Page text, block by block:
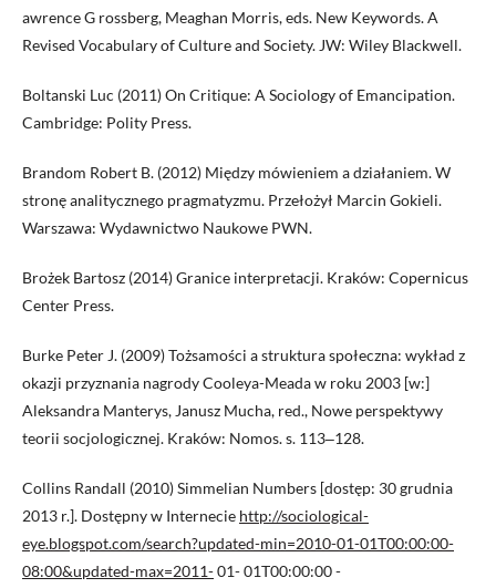
awrence G rossberg, Meaghan Morris, eds. New Keywords. A
Revised Vocabulary of Culture and Society. JW: Wiley Blackwell.
Boltanski Luc (2011) On Critique: A Sociology of Emancipation.
Cambridge: Polity Press.
Brandom Robert B. (2012) Między mówieniem a działaniem. W
stronę analitycznego pragmatyzmu. Przełożył Marcin Gokieli.
Warszawa: Wydawnictwo Naukowe PWN.
Brożek Bartosz (2014) Granice interpretacji. Kraków: Copernicus
Center Press.
Burke Peter J. (2009) Tożsamości a struktura społeczna: wykład z
okazji przyznania nagrody Cooleya-Meada w roku 2003 [w:]
Aleksandra Manterys, Janusz Mucha, red., Nowe perspektywy
teorii socjologicznej. Kraków: Nomos. s. 113‒128.
Collins Randall (2010) Simmelian Numbers [dostęp: 30 grudnia
2013 r.]. Dostępny w Internecie http://sociological-
eye.blogspot.com/search?updated-min=2010-01-01T00:00:00-
08:00&updated-max=2011-01- 01T00:00:00 -